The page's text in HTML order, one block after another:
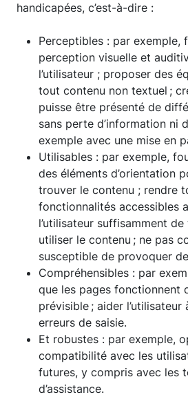
handicapées, c’est-à-dire :
Perceptibles : par exemple,
perception visuelle et
l’utilisateur ; proposer des
tout contenu non textuel ;
puisse être présenté de
sans perte d’information ni
exemple avec une mise en
Utilisables : par exemple,
des éléments d’orientation
trouver le contenu ; rendre
fonctionnalités accessibles
l’utilisateur suffisamment
utiliser le contenu ; ne pas
susceptible de provoquer
Compréhensibles : par
que les pages fonctionnent
prévisible ; aider
erreurs de saisie.
Et robustes : par exemple,
compatibilité avec les
futures, y compris avec les
d’assistance.